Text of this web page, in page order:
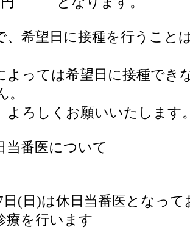
、希望日に接種を行うこと
よっては希望日に接種でき
。
よろしくお願いいたします
番医について
日(日)は休日当番医となっ
療を行います